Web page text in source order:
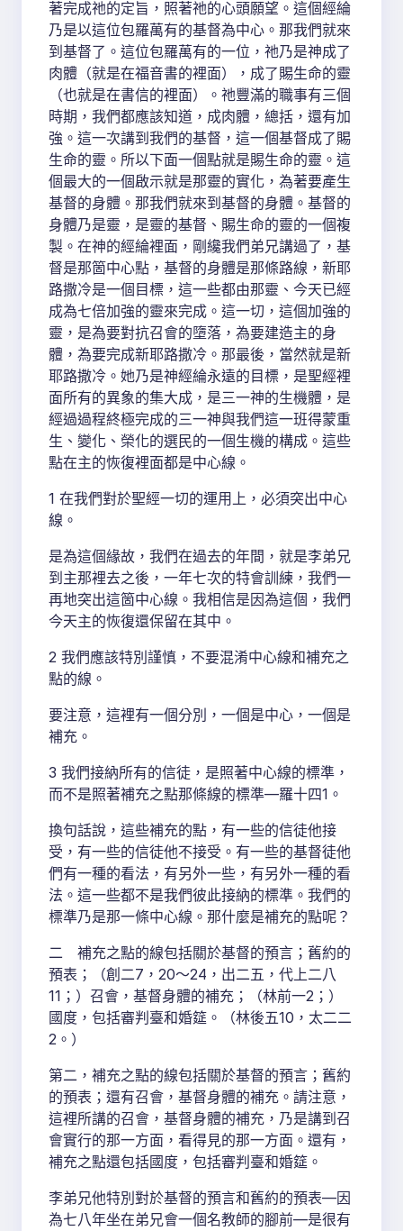
著完成祂的定旨，照著祂的心頭願望。這個經綸
乃是以這位包羅萬有的基督為中心。那我們就來
到基督了。這位包羅萬有的一位，祂乃是神成了
肉體（就是在福音書的裡面），成了賜生命的靈
（也就是在書信的裡面）。祂豐滿的職事有三個
時期，我們都應該知道，成肉體，總括，還有加
強。這一次講到我們的基督，這一個基督成了賜
生命的靈。所以下面一個點就是賜生命的靈。這
個最大的一個啟示就是那靈的實化，為著要產生
基督的身體。那我們就來到基督的身體。基督的
身體乃是靈，是靈的基督、賜生命的靈的一個複
製。在神的經綸裡面，剛纔我們弟兄講過了，基
督是那箇中心點，基督的身體是那條路線，新耶
路撒冷是一個目標，這一些都由那靈、今天已經
成為七倍加強的靈來完成。這一切，這個加強的
靈，是為要對抗召會的墮落，為要建造主的身
體，為要完成新耶路撒冷。那最後，當然就是新
耶路撒冷。她乃是神經綸永遠的目標，是聖經裡
面所有的異象的集大成，是三一神的生機體，是
經過過程終極完成的三一神與我們這一班得蒙重
生、變化、榮化的選民的一個生機的構成。這些
點在主的恢復裡面都是中心線。
1 在我們對於聖經一切的運用上，必須突出中心
線。
是為這個緣故，我們在過去的年間，就是李弟兄
到主那裡去之後，一年七次的特會訓練，我們一
再地突出這箇中心線。我相信是因為這個，我們
今天主的恢復還保留在其中。
2 我們應該特別謹慎，不要混淆中心線和補充之
點的線。
要注意，這裡有一個分別，一個是中心，一個是
補充。
3 我們接納所有的信徒，是照著中心線的標準，
而不是照著補充之點那條線的標準—羅十四1。
換句話說，這些補充的點，有一些的信徒他接
受，有一些的信徒他不接受。有一些的基督徒他
們有一種的看法，有另外一些，有另外一種的看
法。這一些都不是我們彼此接納的標準。我們的
標準乃是那一條中心線。那什麼是補充的點呢？
二 補充之點的線包括關於基督的預言；舊約的
預表；（創二7，20～24，出二五，代上二八
11；）召會，基督身體的補充；（林前一2；）
國度，包括審判臺和婚筵。（林後五10，太二二
2。）
第二，補充之點的線包括關於基督的預言；舊約
的預表；還有召會，基督身體的補充。請注意，
這裡所講的召會，基督身體的補充，乃是講到召
會實行的那一方面，看得見的那一方面。還有，
補充之點還包括國度，包括審判臺和婚筵。
李弟兄他特別對於基督的預言和舊約的預表—因
為七八年坐在弟兄會一個名教師的腳前—是很有